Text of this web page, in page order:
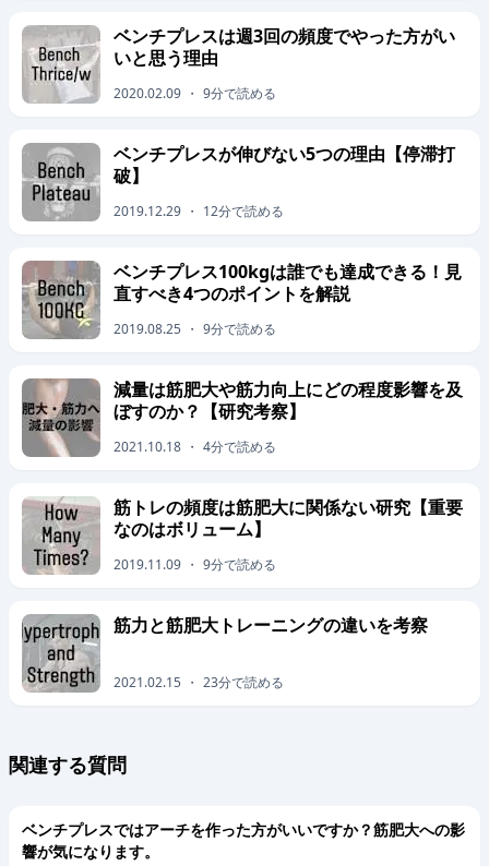
ベンチプレスは週3回の頻度でやった方がい
いと思う理由
2020.02.09 ・ 9分で読める
ベンチプレスが伸びない5つの理由【停滞打
破】
2019.12.29 ・ 12分で読める
ベンチプレス100kgは誰でも達成できる！見
直すべき4つのポイントを解説
2019.08.25 ・ 9分で読める
減量は筋肥大や筋力向上にどの程度影響を及
ぼすのか？【研究考察】
2021.10.18 ・ 4分で読める
筋トレの頻度は筋肥大に関係ない研究【重要
なのはボリューム】
2019.11.09 ・ 9分で読める
筋力と筋肥大トレーニングの違いを考察
2021.02.15 ・ 23分で読める
関連する質問
ベンチプレスではアーチを作った方がいいですか？筋肥大への影
響が気になります。